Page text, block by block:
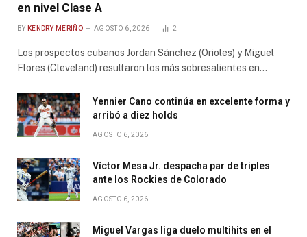
en nivel Clase A
BY KENDRY MERIÑO AGOSTO 6, 2026 2
Los prospectos cubanos Jordan Sánchez (Orioles) y Miguel
Flores (Cleveland) resultaron los más sobresalientes en…
Yennier Cano continúa en excelente forma y
arribó a diez holds
AGOSTO 6, 2026
Víctor Mesa Jr. despacha par de triples
ante los Rockies de Colorado
AGOSTO 6, 2026
Miguel Vargas liga duelo multihits en el